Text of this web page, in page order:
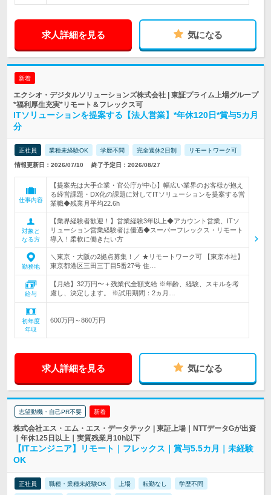
求人詳細を見る 気になる
新着
エクシオ・デジタルソリューションズ株式会社 | 東証プライム上場グループ
*福利厚生充実*リモート＆フレックス可
ITソリューションを提案する【法人営業】*年休120日*賞与5カ月
分
正社員 業種未経験OK 学歴不問 完全週休2日制 リモートワーク可
情報更新日：2026/07/10 終了予定日：2026/08/27
仕事内容
【提案先は大手企業・官公庁が中心】幅広い業界のお客様が抱え
る経営課題・DX化の課題に対してITソリューションを提案する営
業職◆残業月平均22.6h
対象と
なる方
【業界経験者歓迎！】営業経験3年以上◆アカウント営業、ITソ
リューション営業経験者は優遇◆スーパーフレックス・リモート
導入！柔軟に働きたい方
勤務地
＼東京・大阪の2拠点募集！／ ★リモートワーク可 【東京本社】
東京都港区三田三丁目5番27号 住…
給与
【月給】32万円〜＋残業代全額支給 ※年齢、経験、スキルを考
慮し、決定します。 ※試用期間：2ヵ月…
初年度
年収
600万円～860万円
求人詳細を見る 気になる
志望動機・自己PR不要 新着
株式会社エス・エム・エス・データテック | 東証上場｜NTTデータGが出資
｜年休125日以上｜実質残業月10h以下
【ITエンジニア】リモート｜フレックス｜賞与5.5カ月｜未経験
OK
正社員 職種・業種未経験OK 上場 転勤なし 学歴不問